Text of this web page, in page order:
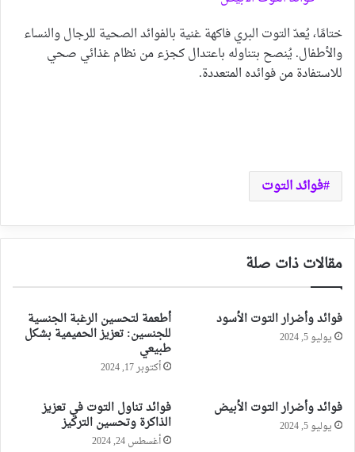
ختامًا، يُعدّ التوت البري فاكهة غنية بالفوائد الصحية للرجال والنساء
والأطفال. يُنصح بتناوله باعتدال كجزء من نظام غذائي صحي
للاستفادة من فوائده المتعددة.
فوائد التوت
مقالات ذات صلة
فوائد وأضرار التوت الأسود
يوليو 5, 2024
أطعمة لتحسين الرغبة الجنسية
للجنسين: تعزيز الحميمية بشكل
طبيعي
أكتوبر 17, 2024
فوائد وأضرار التوت الأبيض
يوليو 5, 2024
فوائد تناول التوت في تعزيز
الذاكرة وتحسين التركيز
أغسطس 24, 2024